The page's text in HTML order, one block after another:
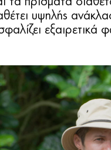
υψηλής
εξαιρετικά